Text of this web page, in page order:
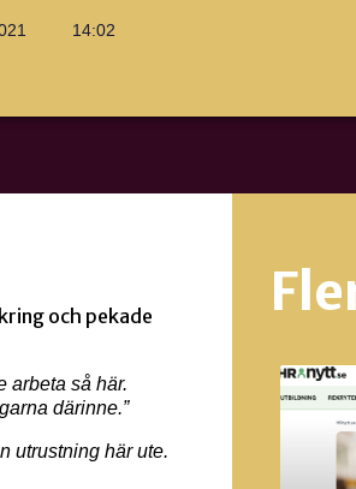
14:02
och pekade
arbeta så här.
därinne.”
utrustning här ute.